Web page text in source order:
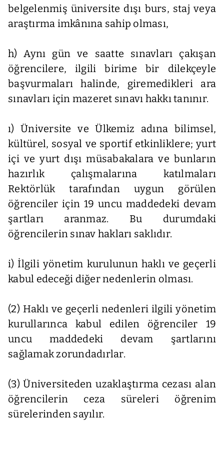
belgelenmiş üniversite dışı burs, staj veya
araştırma imkânına sahip olması,
h) Aynı gün ve saatte sınavları çakışan
öğrencilere, ilgili birime bir dilekçeyle
başvurmaları halinde, giremedikleri ara
sınavları için mazeret sınavı hakkı tanınır.
ı) Üniversite ve Ülkemiz adına bilimsel,
kültürel, sosyal ve sportif etkinliklere; yurt
içi ve yurt dışı müsabakalara ve bunların
hazırlık çalışmalarına katılmaları
Rektörlük tarafından uygun görülen
öğrenciler için 19 uncu maddedeki devam
şartları aranmaz. Bu durumdaki
öğrencilerin sınav hakları saklıdır.
i) İlgili yönetim kurulunun haklı ve geçerli
kabul edeceği diğer nedenlerin olması.
(2) Haklı ve geçerli nedenleri ilgili yönetim
kurullarınca kabul edilen öğrenciler 19
uncu maddedeki devam şartlarını
sağlamak zorundadırlar.
(3) Üniversiteden uzaklaştırma cezası alan
öğrencilerin ceza süreleri öğrenim
sürelerinden sayılır.